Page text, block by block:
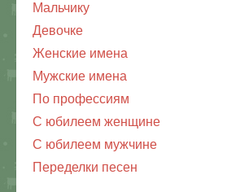
Мальчику
Девочке
Женские имена
Мужские имена
По профессиям
С юбилеем женщине
С юбилеем мужчине
Переделки песен